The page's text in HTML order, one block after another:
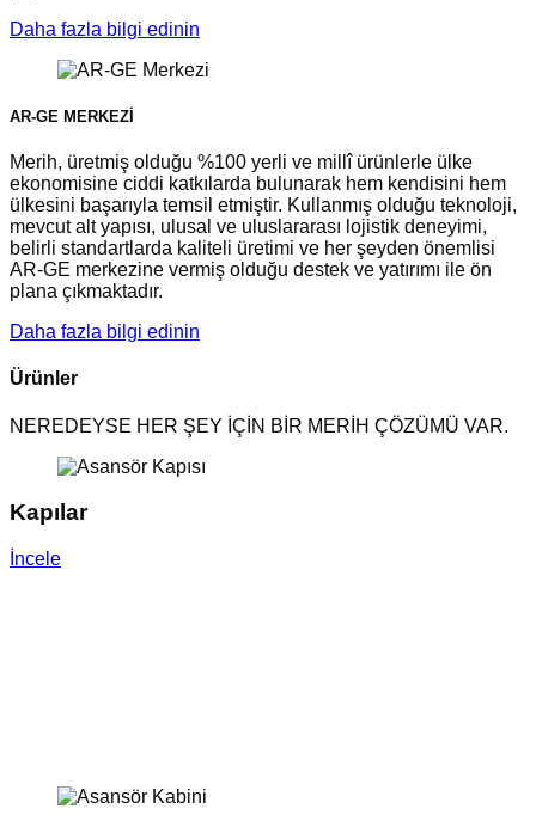
Daha fazla bilgi edinin
AR-GE MERKEZİ
Merih, üretmiş olduğu %100 yerli ve millî ürünlerle ülke
ekonomisine ciddi katkılarda bulunarak hem kendisini hem
ülkesini başarıyla temsil etmiştir. Kullanmış olduğu teknoloji,
mevcut alt yapısı, ulusal ve uluslararası lojistik deneyimi,
belirli standartlarda kaliteli üretimi ve her şeyden önemlisi
AR-GE merkezine vermiş olduğu destek ve yatırımı ile ön
plana çıkmaktadır.
Daha fazla bilgi edinin
Ürünler
NEREDEYSE HER ŞEY İÇİN BİR MERİH ÇÖZÜMÜ VAR.
Kapılar
İncele